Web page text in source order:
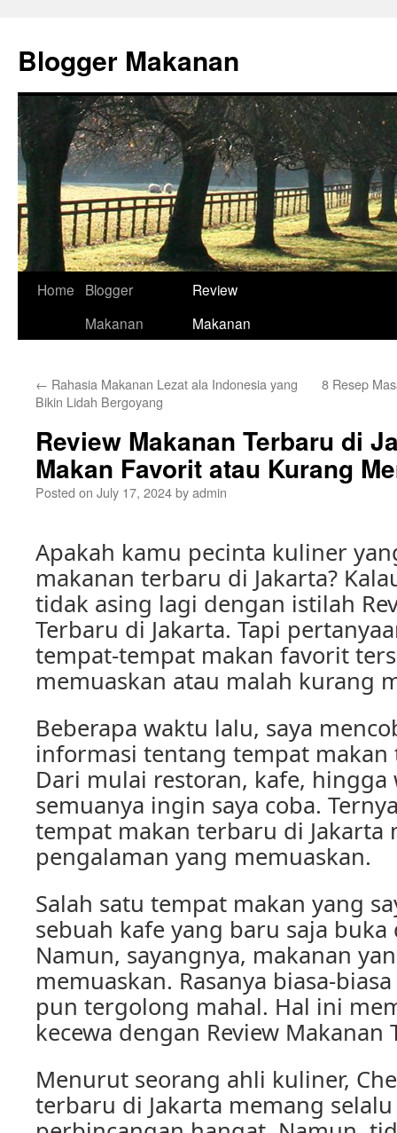
content
Blogger Makanan
Home
Blogger
Makanan
Review
Makanan
← Rahasia Makanan Lezat ala Indonesia yang
Bikin Lidah Bergoyang
8 Resep
Review Makanan Terbaru di
Makan Favorit atau Kurang
Posted on July 17, 2024byadmin
Apakah kamu pecinta kuliner
makanan terbaru di Jakarta?
tidak asing lagi dengan istilah
Terbaru di Jakarta. Tapi
tempat-tempat makan favorit
memuaskan atau malah kurang
Beberapa waktu lalu, saya
informasi tentang tempat makan
Dari mulai restoran, kafe,
semuanya ingin saya coba.
tempat makan terbaru di Jakarta
pengalaman yang memuaskan.
Salah satu tempat makan yang
sebuah kafe yang baru saja
Namun, sayangnya, makanan
memuaskan. Rasanya biasa-
pun tergolong mahal. Hal ini
kecewa dengan Review Makanan
Menurut seorang ahli kuliner,
terbaru di Jakarta memang